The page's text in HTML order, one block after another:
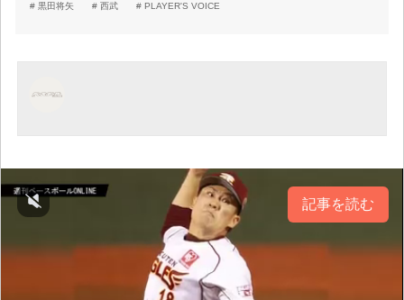
黒田将矢 西武 PLAYER'S VOICE
記事を読む